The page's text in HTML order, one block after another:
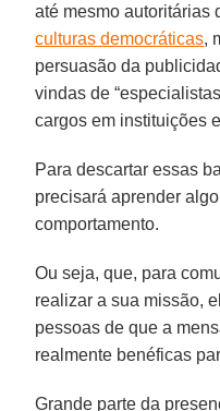
até mesmo autoritárias
culturas democráticas,
persuasão da
vindas de
cargos em instituições
Para descartar essas
precisará aprender
comportamento.
Ou seja, que, para
realizar a sua missão,
pessoas de que a
realmente benéficas
Grande parte da